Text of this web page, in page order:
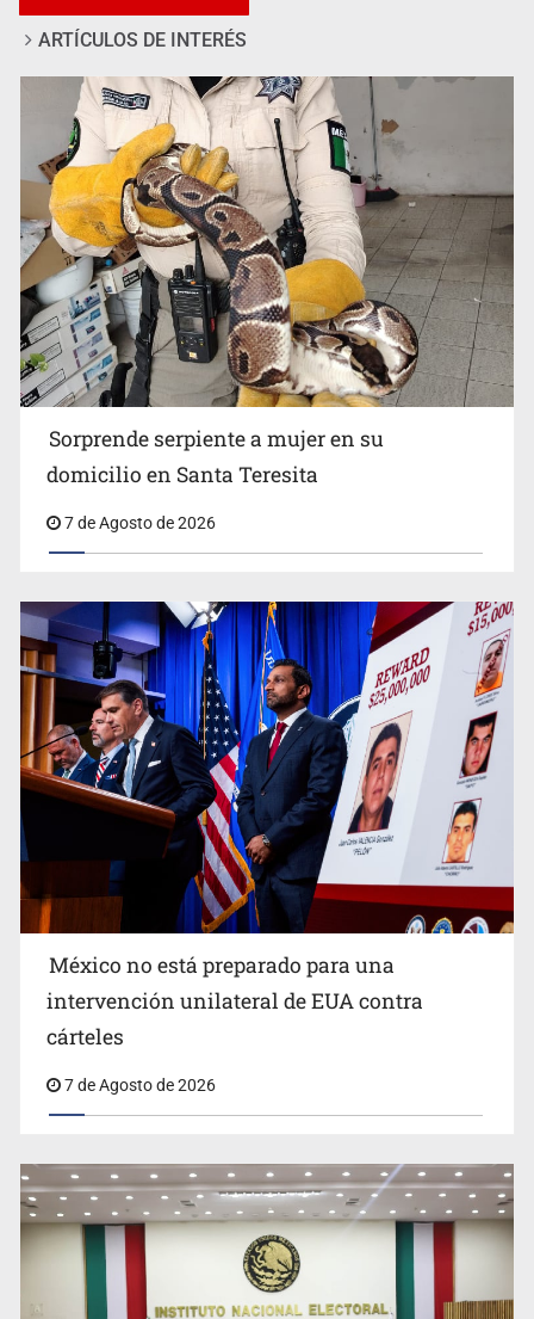
Detienen a tres miembros de red transnacional de
tráfico de personas
Procesan a el “R1”, presunto líder criminal en Jalisco y
Michoacán
Desapariciones en Jalisco, con complicidad de policías,
ARTÍCULOS DE INTERÉS
Sorprende serpiente a mujer en su
domicilio en Santa Teresita
7 de Agosto de 2026
México no está preparado para una
intervención unilateral de EUA contra
cárteles
7 de Agosto de 2026